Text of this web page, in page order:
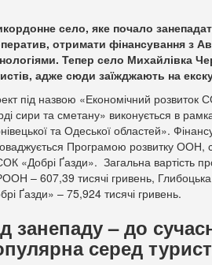
село, яке почало
отримати фінансування з
Тепер село Михайлівка
адже сюди заїжджають на
під назвою «Економічний розвиток
сири та сметану» виконується в
та Одеської областей».
Програмою розвитку ООН,
«Добрі Ґазди». Загальна вартість
– 607,39 тисячі гривень,
Ґазди» – 75,924 тисячі гривень.
занепаду – до
серед